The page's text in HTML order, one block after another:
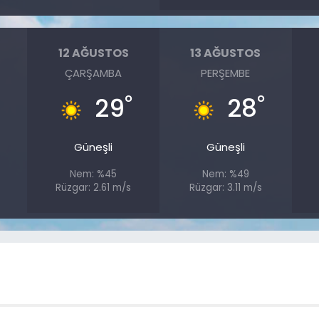
12 AĞUSTOS
ÇARŞAMBA
29°
Güneşli
Nem: %45
Rüzgar: 2.61 m/s
13 AĞUSTOS
PERŞEMBE
28°
Güneşli
Nem: %49
Rüzgar: 3.11 m/s